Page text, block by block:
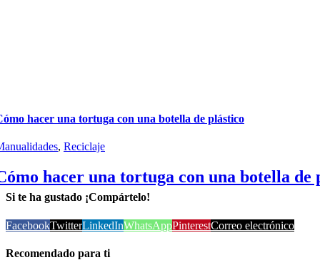
hacer una tortuga con una botella de plástico
, Reciclaje
hacer una tortuga con una botella de
Si te ha gustado ¡Compártelo!
FacebookTwitterLinkedInWhatsAppPinterestCorreo electrónico
Recomendado para ti